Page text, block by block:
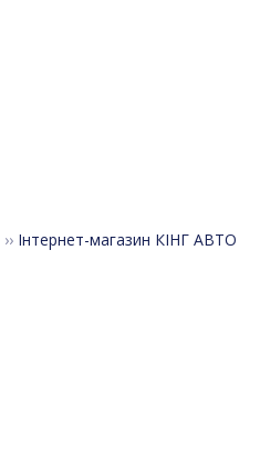
›› Інтернет-магазин КІНГ АВТО